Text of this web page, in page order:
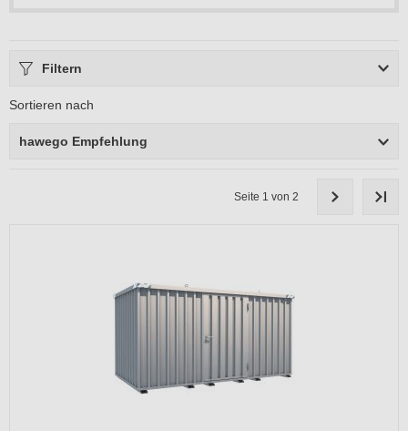
Filtern
Sortieren nach
hawego Empfehlung
Seite 1 von 2